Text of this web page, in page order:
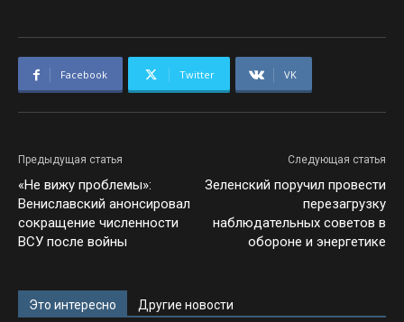
Facebook Twitter VK
Предыдущая статья
«Не вижу проблемы»:
Вениславский анонсировал
сокращение численности
ВСУ после войны
Следующая статья
Зеленский поручил провести
перезагрузку
наблюдательных советов в
обороне и энергетике
Это интересно Другие новости